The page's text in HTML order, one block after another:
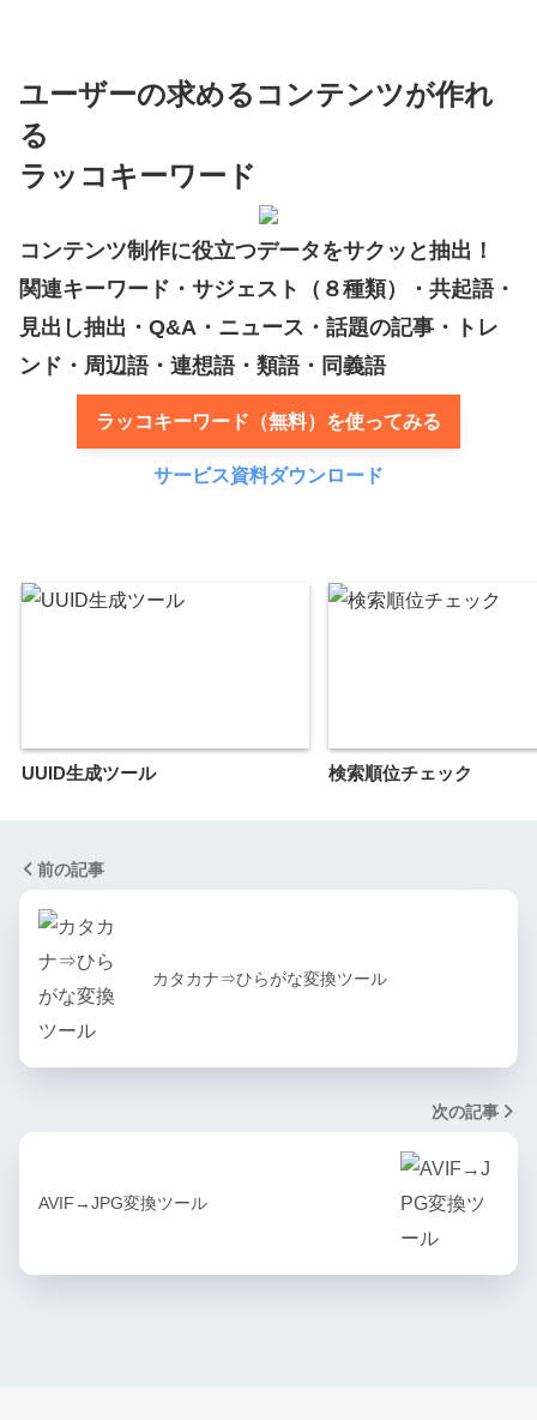
ユーザーの求めるコンテンツが作れ
る
ラッコキーワード
コンテンツ制作に役立つデータをサクッと抽出！
関連キーワード・サジェスト（８種類）・共起語・
見出し抽出・Q&A・ニュース・話題の記事・トレ
ンド・周辺語・連想語・類語・同義語
ラッコキーワード（無料）を使ってみる
サービス資料ダウンロード
UUID生成ツール 検索順位チェック
前の記事
カタカナ⇒ひらがな変換ツール
次の記事
AVIF→JPG変換ツール